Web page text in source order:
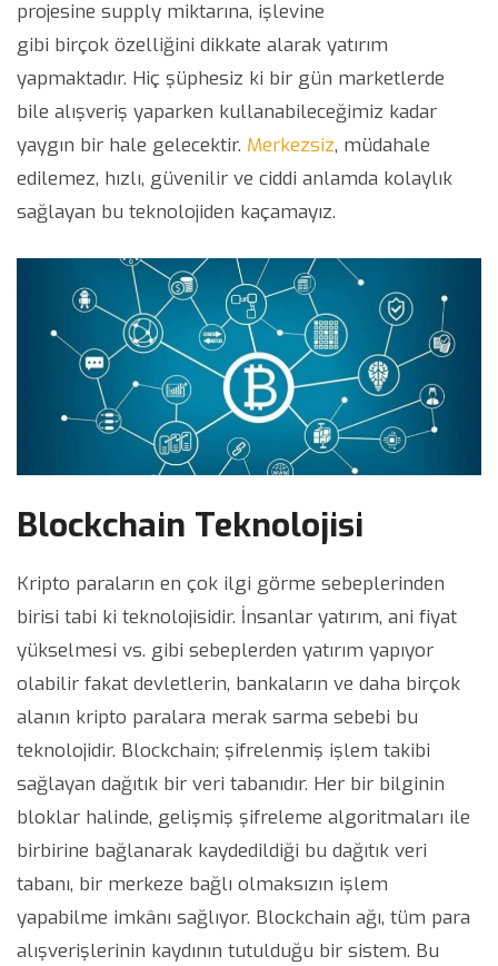
projesine supply miktarına, işlevine
gibi birçok özelliğini dikkate alarak yatırım
yapmaktadır. Hiç şüphesiz ki bir gün marketlerde
bile alışveriş yaparken kullanabileceğimiz kadar
yaygın bir hale gelecektir. Merkezsiz, müdahale
edilemez, hızlı, güvenilir ve ciddi anlamda kolaylık
sağlayan bu teknolojiden kaçamayız.
Blockchain Teknolojisi
Kripto paraların en çok ilgi görme sebeplerinden
birisi tabi ki teknolojisidir. İnsanlar yatırım, ani fiyat
yükselmesi vs. gibi sebeplerden yatırım yapıyor
olabilir fakat devletlerin, bankaların ve daha birçok
alanın kripto paralara merak sarma sebebi bu
teknolojidir. Blockchain; şifrelenmiş işlem takibi
sağlayan dağıtık bir veri tabanıdır. Her bir bilginin
bloklar halinde, gelişmiş şifreleme algoritmaları ile
birbirine bağlanarak kaydedildiği bu dağıtık veri
tabanı, bir merkeze bağlı olmaksızın işlem
yapabilme imkânı sağlıyor. Blockchain ağı, tüm para
alışverişlerinin kaydının tutulduğu bir sistem. Bu